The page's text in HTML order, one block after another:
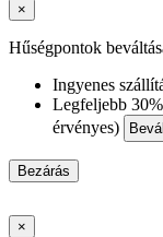
×
Hűségpontok
Ingyenes
Legfeljebb
érvényes)
Bezárás
×